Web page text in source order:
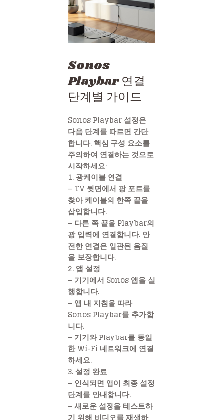
Sonos
Playbar 연결
단계별 가이드
Sonos Playbar 설정은
다음 단계를 따르면 간단
합니다. 핵심 구성 요소를
주의하여 연결하는 것으로
시작하세요:
1. 광케이블 연결
– TV 뒷면에서 광 포트를
찾아 케이블의 한쪽 끝을
삽입합니다.
– 다른 쪽 끝을 Playbar의
광 입력에 연결합니다. 안
전한 연결은 일관된 음질
을 보장합니다.
2. 앱 설정
– 기기에서 Sonos 앱을 실
행합니다.
– 앱 내 지침을 따라
Sonos Playbar를 추가합
니다.
– 기기와 Playbar를 동일
한 Wi-Fi 네트워크에 연결
하세요.
3. 설정 완료
– 인식되면 앱이 최종 설정
단계를 안내합니다.
– 새로운 설정을 테스트하